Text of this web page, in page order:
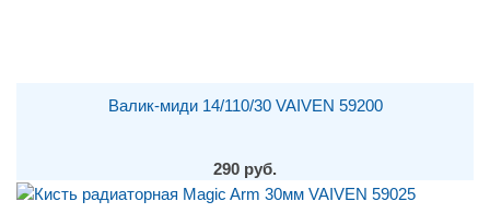
Валик-миди 14/110/30 VAIVEN 59200
290 руб.